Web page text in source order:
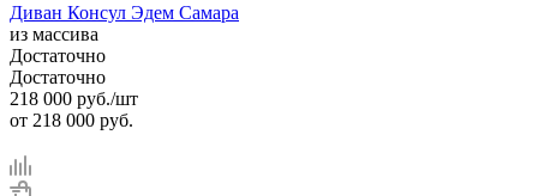
Диван Консул Эдем Самара
из массива
Достаточно
Достаточно
218 000 руб./шт
от 218 000 руб.